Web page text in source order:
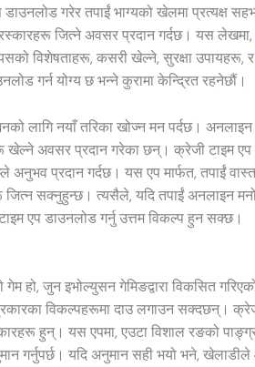
गरेर तपाईं भाग्यको खेलमा प्रत्यक्ष
जित्ने अवसर प्रदान गर्दछ। यस लेखमा,
यसको विशेषताहरू, कसरी खेल्ने, सुरक्षा उपायहरू, र
गर्न योग्य छ भन्ने कुरामा केन्द्रित रहनेछौं।
लागि नयाँ तरिका खोज्न मन पर्दछ। अनलाइन
अवसर प्रदान गरेका छन्। क्रेजी टाइम एप
अनुभव प्रदान गर्दछ। यस एप मार्फत, तपाईं
सक्नुहुन्छ। त्यसैले, यदि तपाईं अनलाइन
एप डाउनलोड गर्नु उत्तम विकल्प हुन सक्छ।
हो, जुन इभोल्युसन गेमिङद्वारा विकसित
विकल्पहरूमा दाउ लगाउन सक्दछन्।
हुन्। यस एपमा, एउटा विशाल रङको
गर्नुपर्छ। यदि अनुमान सही भयो भने,